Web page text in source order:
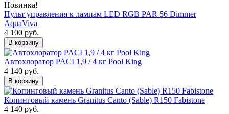
Новинка!
Пульт управления к лампам LED RGB PAR 56 Dimmer
AquaViva
4 100 руб.
В корзину
Автохлоратор PACI 1,9 / 4 кг Pool King
4 140 руб.
В корзину
Копинговый камень Granitus Canto (Sable) R150 Fabistone
4 140 руб.